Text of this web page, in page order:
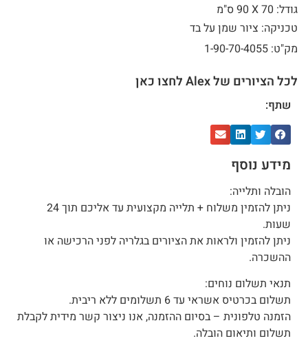
גודל: 70 X
90 ס"מ
טכניקה: ציור שמן על בד
מק"ט: 1-90-70-4055
לכל הציורים של Alex לחצו כאן
שתף:
מידע נוסף
הובלה ותלייה:
ניתן להזמין משלוח + תלייה מקצועית עד אליכם תוך 24
שעות.
ניתן להזמין ולראות את הציורים בגלריה לפני הרכישה או
ההשכרה.
תנאי תשלום נוחים:
תשלום בכרטיס אשראי עד 6 תשלומים ללא ריבית.
הזמנה טלפונית – בסיום ההזמנה, אנו ניצור קשר מידית לקבלת
תשלום ותיאום הובלה.